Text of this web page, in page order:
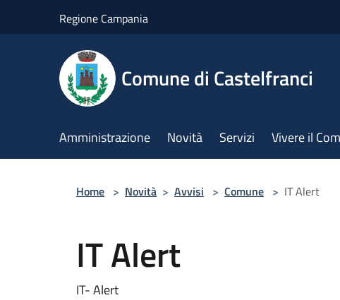
Regione Campania
Comune di Castelfranci
Amministrazione Novità Servizi Vivere il
Home > Novità > Avvisi > Comune > IT Alert
IT Alert
IT- Alert